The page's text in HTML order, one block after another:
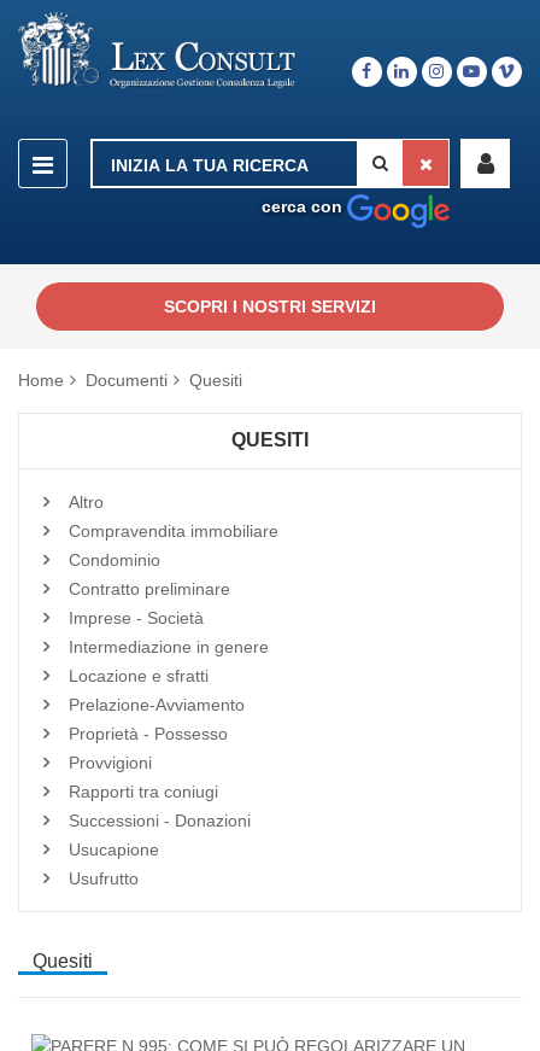
cerca con
SCOPRI I NOSTRI SERVIZI
Home Documenti Quesiti
QUESITI
Altro
Compravendita immobiliare
Condominio
Contratto preliminare
Imprese - Società
Intermediazione in genere
Locazione e sfratti
Prelazione-Avviamento
Proprietà - Possesso
Provvigioni
Rapporti tra coniugi
Successioni - Donazioni
Usucapione
Usufrutto
Quesiti